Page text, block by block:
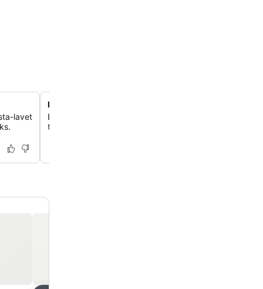
lavet
Problemfri digital check-in
Brug de effektive selvbetjenings-iPad-stationer i
taget for en hurtig, papirløs ankomst og